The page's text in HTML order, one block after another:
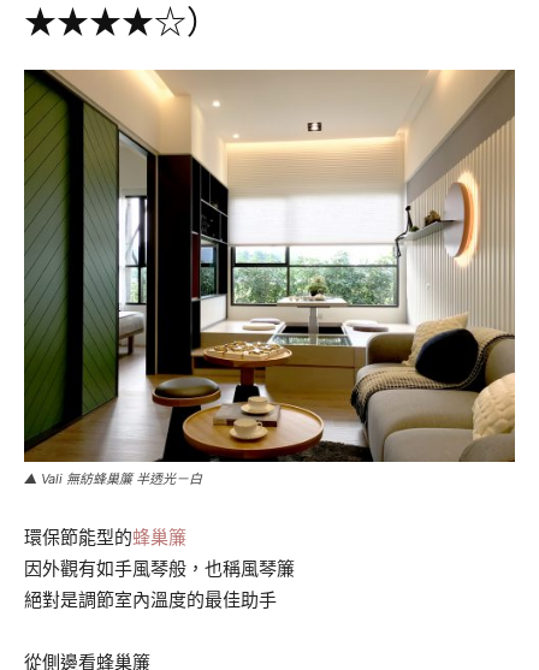
★★★★☆）
▲ Vali 無紡蜂巢簾 半透光－白
環保節能型的蜂巢簾
因外觀有如手風琴般，也稱風琴簾
絕對是調節室內溫度的最佳助手
從側邊看蜂巢簾